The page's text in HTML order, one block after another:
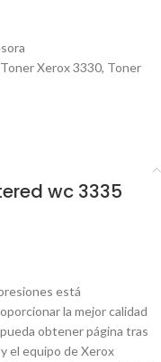
Toner Xerox 3330, Toner
wc 3335
está
la mejor calidad
obtener página tras
el equipo de Xerox